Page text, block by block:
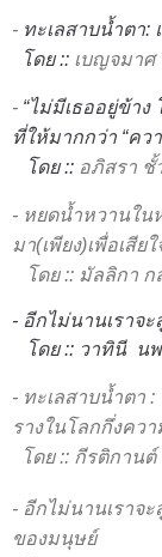
- ทะเลสาบน้ำตา:
โดย :: เบญจมา
- “ไม่มีเธออยู่ข้าง
ที่ให้มากกว่า “คว
โดย :: อภิสรา ชั้
- หยดน้ำหวานใน
มา(เพียง)เพื่อเสียใ
โดย :: มัลลิกา ก
- อีกไม่นานเราจ
โดย :: วาทินี น
- ทะเลสาบน้ำตา
รางในโลกกึ่งคว
โดย :: กีรติกาน
- อีกไม่นานเราจ
ของมนุษย์